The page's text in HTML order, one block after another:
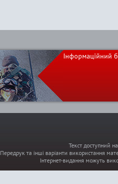
Інформаційний
Текст доступний
Передрук та інші варіанти використання
Інтернет-видання можуть